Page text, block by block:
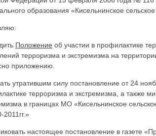
образования «Кисельнинское
Положение об участии в профилактике
терроризма и экстремизма на
приложению.
утратившим силу постановление от 24
терроризма и экстремизма, а также
в границах МО «Кисельнинское
2011гг.»
настоящее постановление в газете